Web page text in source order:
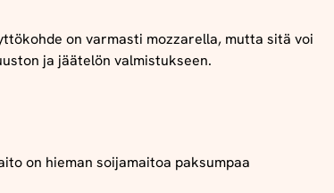
on varmasti mozzarella, mutta sitä voi
ja jäätelön valmistukseen.
on hieman soijamaitoa paksumpaa